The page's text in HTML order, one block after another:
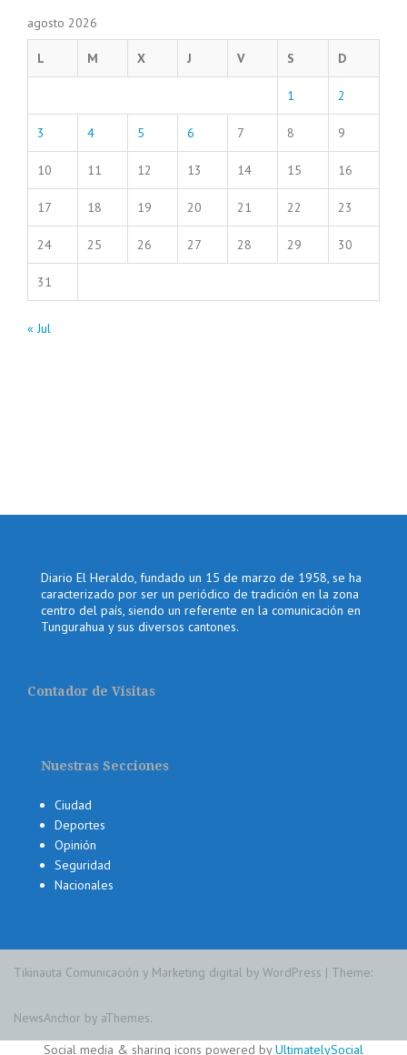
agosto 2026
L M X J V S D
1 2
3 4 5 6 7 8 9
10 11 12 13 14 15 16
17 18 19 20 21 22 23
24 25 26 27 28 29 30
31
« Jul
Diario El Heraldo, fundado un 15 de marzo de 1958, se ha
caracterizado por ser un periódico de tradición en la zona
centro del país, siendo un referente en la comunicación en
Tungurahua y sus diversos cantones.
Contador de Visitas
Nuestras Secciones
Ciudad
Deportes
Opinión
Seguridad
Nacionales
Tikinauta Comunicación y Marketing digital by WordPress | Theme:
NewsAnchor by aThemes.
Social media & sharing icons powered byUltimatelySocial